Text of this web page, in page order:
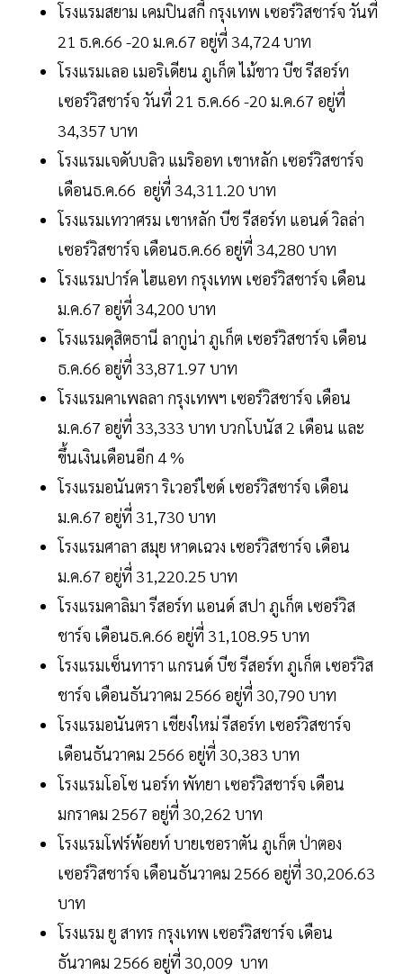
โรงแรมสยาม เคมปินสกี้ กรุงเทพ เซอร์วิสชาร์จ วันที่
21 ธ.ค.66 -20 ม.ค.67 อยู่ที่ 34,724 บาท
โรงแรมเลอ เมอริเดียน ภูเก็ต ไม้ขาว บีช รีสอร์ท
เซอร์วิสชาร์จ วันที่ 21 ธ.ค.66 -20 ม.ค.67 อยู่ที่
34,357 บาท
โรงแรมเจดับบลิว แมริออท เขาหลัก เซอร์วิสชาร์จ
เดือนธ.ค.66 อยู่ที่ 34,311.20 บาท
โรงแรมเทวาศรม เขาหลัก บีช รีสอร์ท แอนด์ วิลล่า
เซอร์วิสชาร์จ เดือนธ.ค.66 อยู่ที่ 34,280 บาท
โรงแรมปาร์ค ไฮแอท กรุงเทพ เซอร์วิสชาร์จ เดือน
ม.ค.67 อยู่ที่ 34,200 บาท
โรงแรมดุสิตธานี ลากูน่า ภูเก็ต เซอร์วิสชาร์จ เดือน
ธ.ค.66 อยู่ที่ 33,871.97 บาท
โรงแรมคาเพลลา กรุงเทพฯ เซอร์วิสชาร์จ เดือน
ม.ค.67 อยู่ที่ 33,333 บาท บวกโบนัส 2 เดือน และ
ขึ้นเงินเดือนอีก 4 %
โรงแรมอนันตรา ริเวอร์ไซด์ เซอร์วิสชาร์จ เดือน
ม.ค.67 อยู่ที่ 31,730 บาท
โรงแรมศาลา สมุย หาดเฉวง เซอร์วิสชาร์จ เดือน
ม.ค.67 อยู่ที่ 31,220.25 บาท
โรงแรมคาลิมา รีสอร์ท แอนด์ สปา ภูเก็ต เซอร์วิส
ชาร์จ เดือนธ.ค.66 อยู่ที่ 31,108.95 บาท
โรงแรมเซ็นทารา แกรนด์ บีช รีสอร์ท ภูเก็ต เซอร์วิส
ชาร์จ เดือนธันวาคม 2566 อยู่ที่ 30,790 บาท
โรงแรมอนันตรา เชียงใหม่ รีสอร์ท เซอร์วิสชาร์จ
เดือนธันวาคม 2566 อยู่ที่ 30,383 บาท
โรงแรมโอโซ นอร์ท พัทยา เซอร์วิสชาร์จ เดือน
มกราคม 2567 อยู่ที่ 30,262 บาท
โรงแรมโฟร์พ้อยท์ บายเชอราตัน ภูเก็ต ป่าตอง
เซอร์วิสชาร์จ เดือนธันวาคม 2566 อยู่ที่ 30,206.63
บาท
โรงแรม ยู สาทร กรุงเทพ เซอร์วิสชาร์จ เดือน
ธันวาคม 2566 อยู่ที่ 30,009 บาท